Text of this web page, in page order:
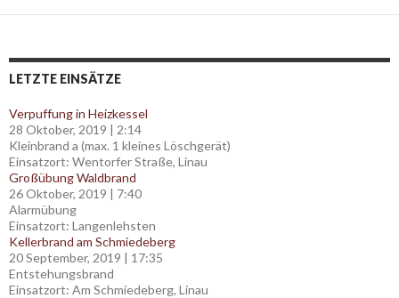
navigation
LETZTE EINSÄTZE
Verpuffung in Heizkessel
28 Oktober, 2019 | 2:14
Kleinbrand a (max. 1 kleines Löschgerät)
Einsatzort: Wentorfer Straße, Linau
Großübung Waldbrand
26 Oktober, 2019 | 7:40
Alarmübung
Einsatzort: Langenlehsten
Kellerbrand am Schmiedeberg
20 September, 2019 | 17:35
Entstehungsbrand
Einsatzort: Am Schmiedeberg, Linau